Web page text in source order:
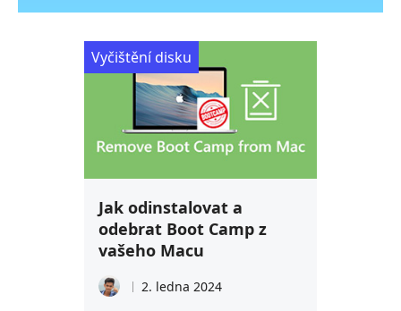
Jak odinstalovat a
odebrat Boot Camp z
vašeho Macu
2. ledna 2024
Vyčištění disku